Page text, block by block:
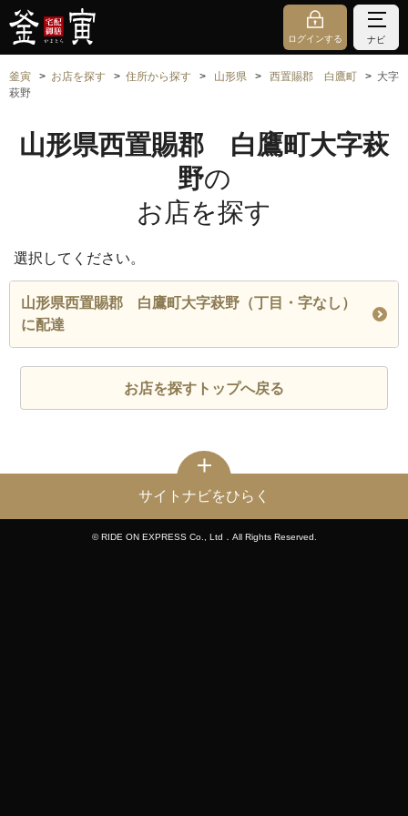
ログインする ナビ
釜寅 お店を探す 住所から探す 山形県 西置賜郡 白鷹町
大字
萩野
山形県西置賜郡 白鷹町大字萩
野の
お店を探す
選択してください。
山形県西置賜郡 白鷹町大字萩野（丁目・字なし）
に配達
お店を探すトップへ戻る
サイトナビをひらく
© RIDE ON EXPRESS Co., Ltd．All Rights Reserved.